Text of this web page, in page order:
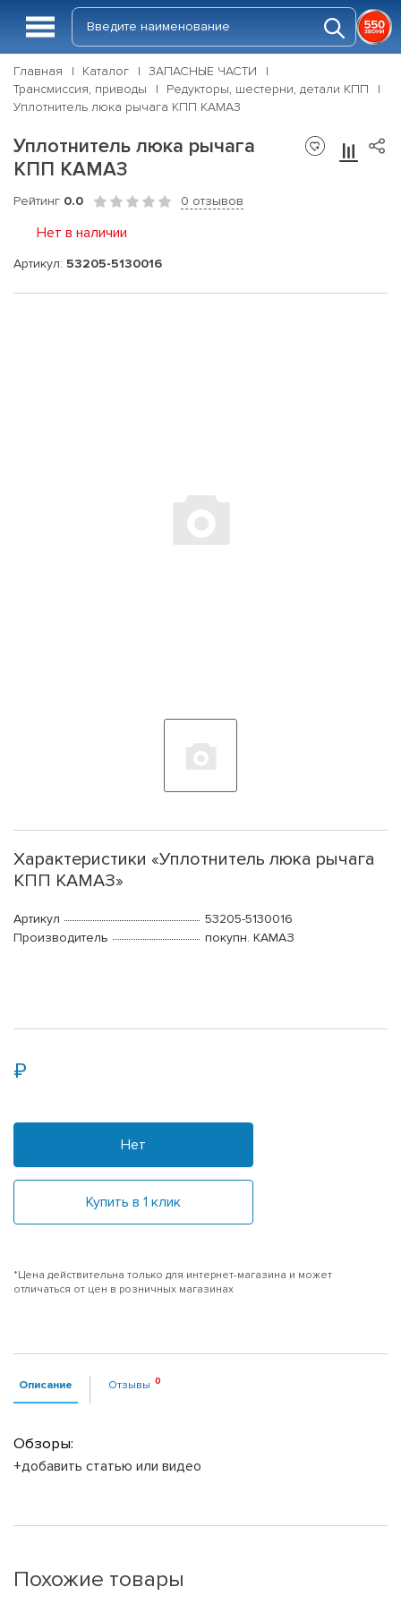
Главная Каталог
ЗАПАСНЫЕ ЧАСТИ
Трансмиссия, приводы
Редукторы, шестерни, детали КПП
Уплотнитель люка рычага КПП КАМАЗ
Уплотнитель люка рычага
КПП КАМАЗ
Рейтинг 0.0 0 отзывов
Нет в наличии
Артикул: 53205-5130016
Характеристики «Уплотнитель люка рычага
КПП КАМАЗ»
Артикул
53205-5130016
Производитель
покупн. КАМАЗ
Нет
Купить в 1 клик
*Цена действительна только для интернет-магазина и может
отличаться от цен в розничных магазинах
Описание Отзывы
Обзоры:
+добавить статью или видео
Похожие товары